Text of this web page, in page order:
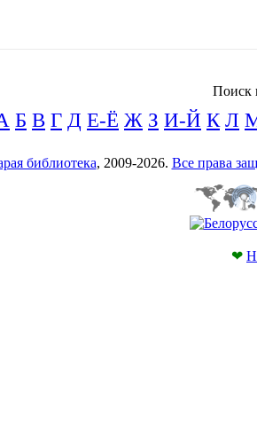
Поиск
Б В Г Д Е-Ё Ж З И-Й К Л
библиотека, 2009-2026. Все права
❤